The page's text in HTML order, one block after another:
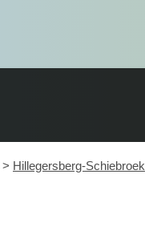
> Hillegersberg-Schiebroek